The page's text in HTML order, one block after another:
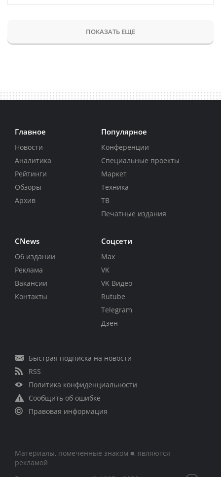
ПОКАЗАТЬ ЕЩЕ
Главное
Новости
Аналитика
Рейтинги
Обзоры
Архив
Популярное
Конференции
Специальные проекты
Маркет
Техника
ТВ
Печатные издания
CNews
Об издании
Реклама
Вакансии
Контакты
Соцсети
Max
VK
VK Видео
Rutube
Telegram
Дзен
Быстрая подписка на новости
RSS
Политика конфиденциальности
Сообщить об ошибке
Правовая информация
Материалы, помеченные знаком ■, являются
рекламой